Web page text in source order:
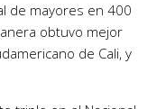
de mayores en 400
obtuvo mejor
de Cali, y